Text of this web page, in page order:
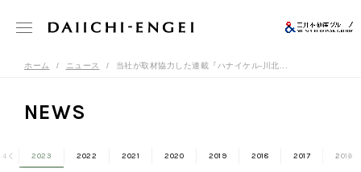
ホーム ニュース 当社が取材協力した連載『ハナイケル-川北...
NEWS
2023 2022 2021 2020 2019 2018 2017 2016